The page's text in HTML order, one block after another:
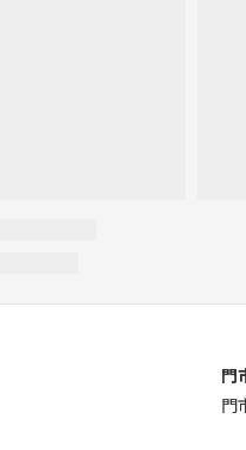
門
門